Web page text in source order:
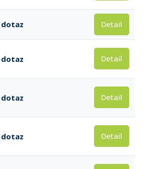
dotaz Detail
dotaz Detail
dotaz Detail
dotaz Detail